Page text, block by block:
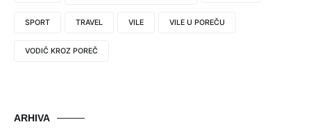
SPORT TRAVEL VILE VILE U POREČU
VODIČ KROZ POREČ
ARHIVA